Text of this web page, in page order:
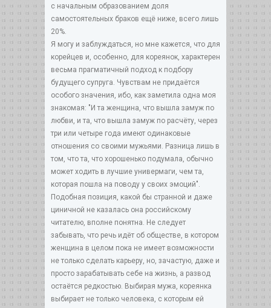
с начальным образованием доля
самостоятельных браков ещё ниже, всего лишь
20%.
Я могу и заблуждаться, но мне кажется, что для
корейцев и, особенно, для кореянок, характерен
весьма прагматичный подход к подбору
будущего супруга. Чувствам не придаётся
особого значения, ибо, как заметила одна моя
знакомая: "И та женщина, что вышла замуж по
любви, и та, что вышла замуж по расчёту, через
три или четыре года имеют одинаковые
отношения со своими мужьями. Разница лишь в
том, что та, что хорошенько подумала, обычно
может ходить в лучшие универмаги, чем та,
которая пошла на поводу у своих эмоций".
Подобная позиция, какой бы странной и даже
циничной не казалась она российскому
читателю, вполне понятна. Не следует
забывать, что речь идёт об обществе, в котором
женщина в целом пока не имеет возможности
не только сделать карьеру, но, зачастую, даже и
просто зарабатывать себе на жизнь, а развод
остаётся редкостью. Выбирая мужа, кореянка
выбирает не только человека, с которым ей